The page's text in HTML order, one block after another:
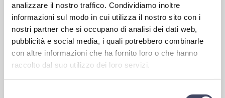
analizzare il nostro traffico. Condividiamo inoltre
informazioni sul modo in cui utilizza il nostro sito con i
nostri partner che si occupano di analisi dei dati web,
pubblicità e social media, i quali potrebbero combinarle
con altre informazioni che ha fornito loro o che hanno
raccolto dal suo utilizzo dei loro servizi.
SICUREZZA
SICUREZZA e STANDARD
Manutenzione autobus giornalieraPulizia interna ed
esternaManutenzione ordinaria e straordinaria
Garanzie delle officine Mercedes Evo Bus/Volvo e Man per tutte